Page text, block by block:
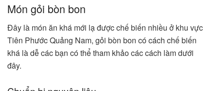
Món gỏi bòn bon
Đây là món ăn khá mới lạ được chế biến nhiều ở khu vực
Tiên Phước Quảng Nam, gỏi bòn bon có cách chế biến
khá là dễ các bạn có thể tham khảo các cách làm dưới
đây.